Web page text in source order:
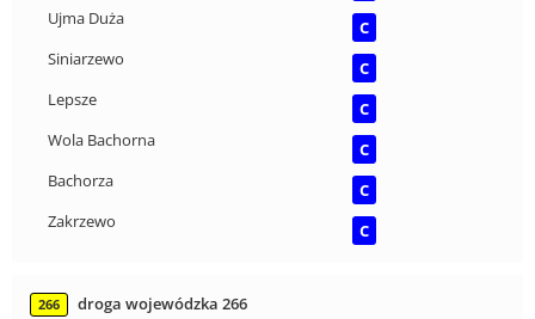
Ujma Duża
C
Siniarzewo
C
Lepsze
C
Wola Bachorna
C
Bachorza
C
Zakrzewo
C
266
droga wojewódzka 266